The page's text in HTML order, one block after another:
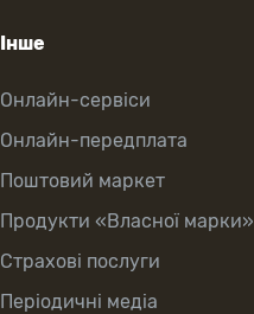
Інше
Онлайн-сервіси
Онлайн-передплата
Поштовий маркет
Продукти «Власної марки»
Страхові послуги
Періодичні медіа